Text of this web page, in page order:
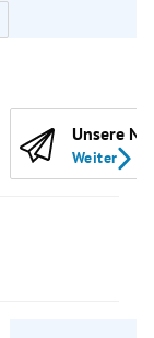
Unsere
Weiter